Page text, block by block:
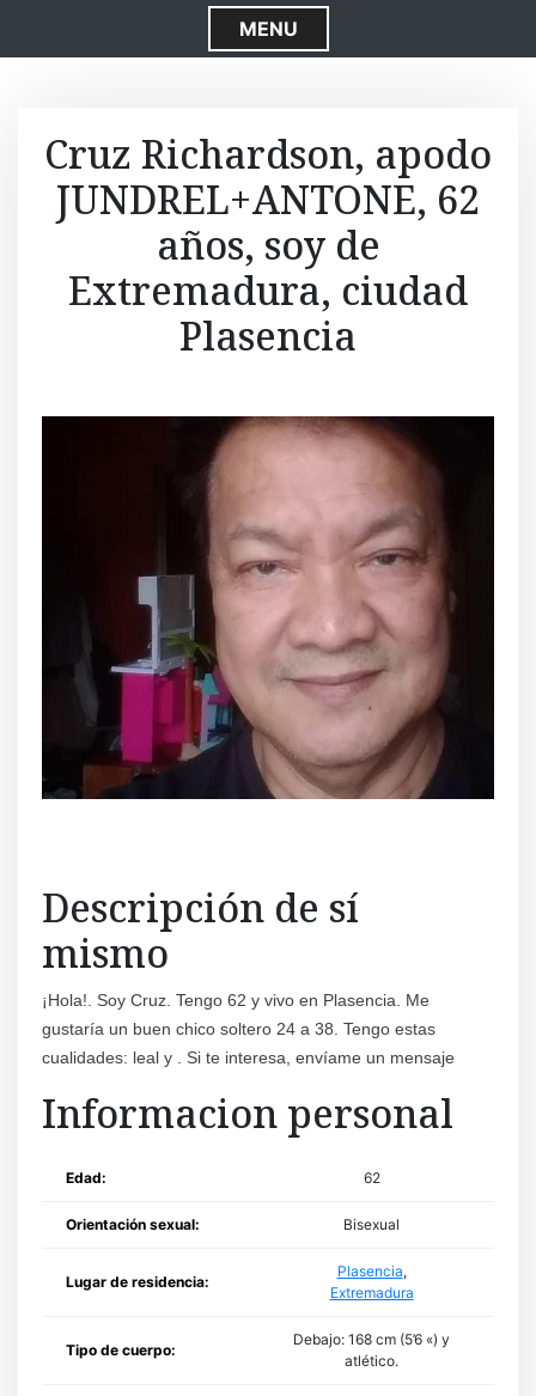
S
k
o
c
o
n
e
n
t
MENU
Cruz Richardson, apodo
JUNDREL+ANTONE, 62
años, soy de
Extremadura, ciudad
Plasencia
Descripción de sí
mismo
¡Hola!. Soy Cruz. Tengo 62 y vivo en Plasencia. Me
gustaría un buen chico soltero 24 a 38. Tengo estas
cualidades: leal y . Si te interesa, envíame un mensaje
Informacion personal
Edad: 62
Orientación sexual: Bisexual
Lugar de residencia:
Plasencia,
Extremadura
Tipo de cuerpo:
Debajo: 168 cm (5’6 «) y
atlético.